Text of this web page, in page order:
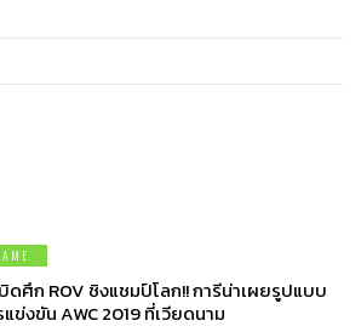
บิดศึก ROV ชิงแชมป์โลก!! การีน่าเผยรูปแบบ
ข่งขัน AWC 2019 ที่เวียดนาม